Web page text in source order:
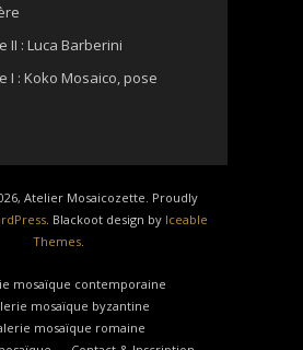
II : Luca Barberini
I : Koko Mosaico, pose
Atelier Mosaicozette. Proudly
. Blackoot design by Iceable
Themes.
mosaïque contemporaine
mosaïque byzantine
mosaïque romaine